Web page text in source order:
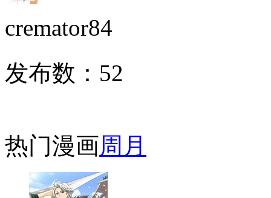
cremator84
发布数： 52
热门漫画周 月